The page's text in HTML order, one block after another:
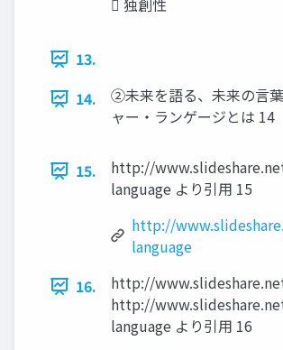
 独創性
13.
14.
②未来を語る、未来の言
ャー・ランゲージとは 14
15.
http://
language より引用 15
http://
language
16.
http://
http://
language より引用 16